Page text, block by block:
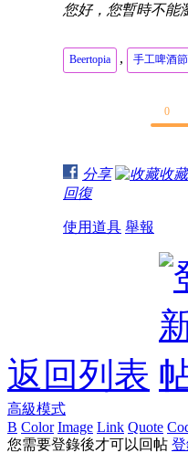
您好，您暫時不能
Beertopia , 手工啤酒節
0
分享 收藏
回復
使用道具 舉報
返回列表
高級模式
B Color Image Link Quote
您需要登錄後才可以回帖